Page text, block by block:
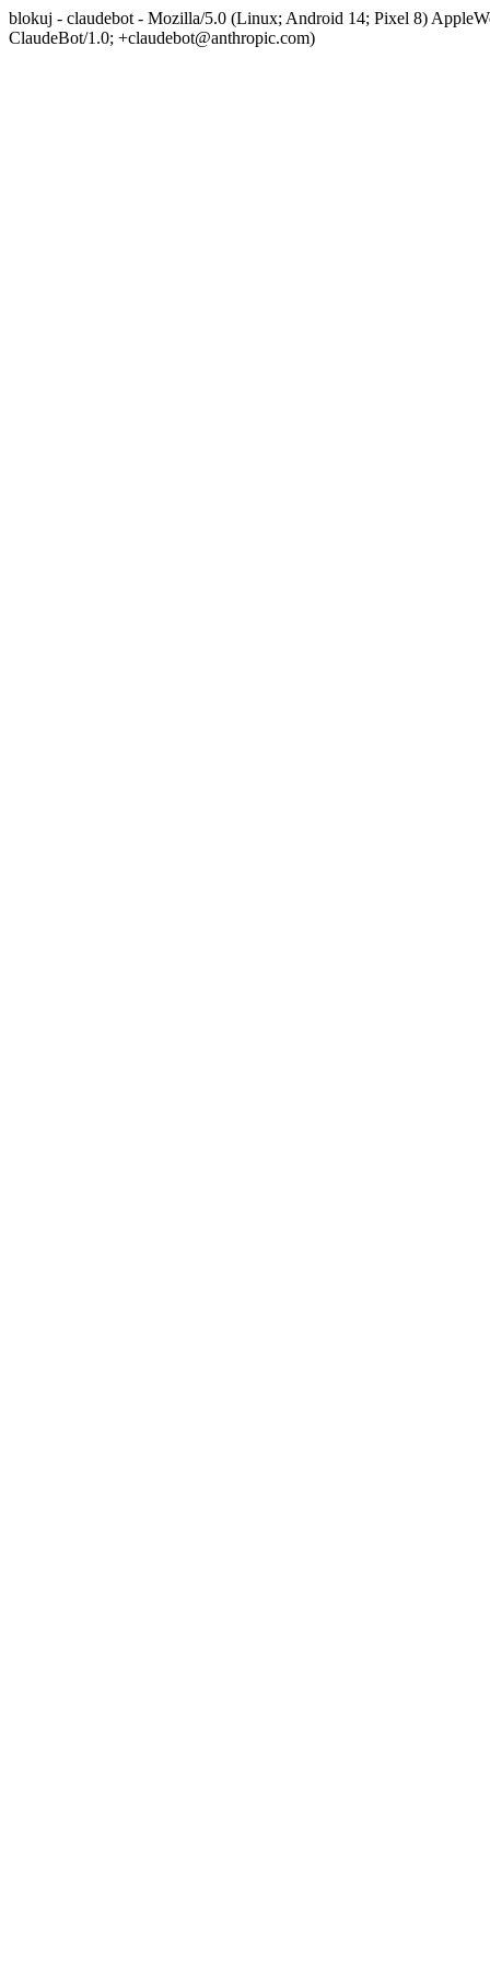
blokuj - claudebot - Mozilla/5.0 (Linux; Android 14; Pixel 8)
ClaudeBot/1.0; +claudebot@anthropic.com)